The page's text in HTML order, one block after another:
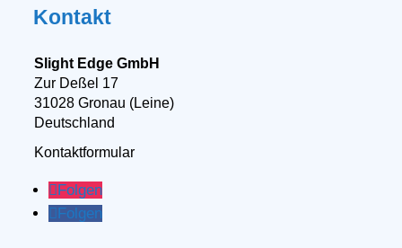
Kontakt
Slight Edge GmbH
Zur Deßel 17
31028 Gronau (Leine)
Deutschland
Kontaktformular
Folgen
Folgen